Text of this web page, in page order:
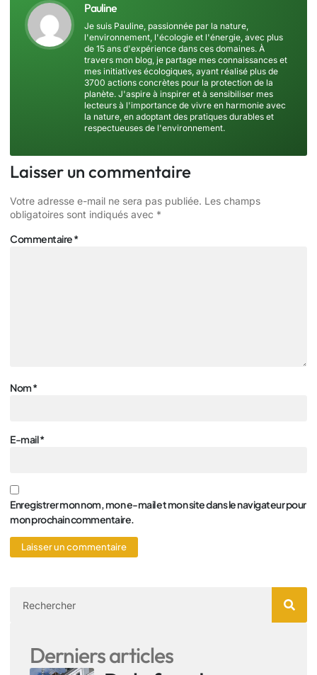
Pauline
Je suis Pauline, passionnée par la nature,
l'environnement, l'écologie et l'énergie, avec plus
de 15 ans d'expérience dans ces domaines. À
travers mon blog, je partage mes connaissances et
mes initiatives écologiques, ayant réalisé plus de
3700 actions concrètes pour la protection de la
planète. J'aspire à inspirer et à sensibiliser mes
lecteurs à l'importance de vivre en harmonie avec
la nature, en adoptant des pratiques durables et
respectueuses de l'environnement.
Laisser un commentaire
Votre adresse e-mail ne sera pas publiée. Les champs
obligatoires sont indiqués avec *
Commentaire*
Nom*
E-mail*
Enregistrer mon nom, mon e-mail et mon site dans le navigateur pour
mon prochain commentaire.
Derniers articles